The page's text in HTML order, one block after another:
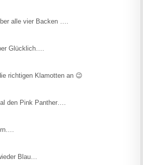
alle vier Backen ….
Glücklich….
richtigen Klamotten an 😉
den Pink Panther….
Blau…